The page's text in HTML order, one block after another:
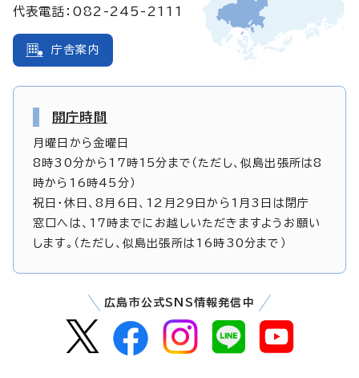
代表電話：082-245-2111
庁舎案内
開庁時間
月曜日から金曜日
8時30分から17時15分まで（ただし、似島出張所は8
時から16時45分）
祝日・休日、8月6日、12月29日から1月3日は閉庁
窓口へは、17時までにお越しいただきますようお願い
します。（ただし、似島出張所は16時30分まで）
広島市公式SNS情報発信中